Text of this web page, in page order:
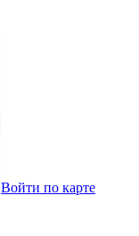
Войти по карте